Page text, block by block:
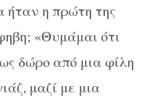
ήταν η πρώτη της
«Θυμάμαι ότι
δώρο από μια φίλη
μαζί με μια